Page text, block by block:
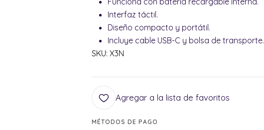
Interfaz táctil.
Diseño compacto y portátil.
Incluye cable USB-C y bolsa de transporte.
SKU: X3N
Agregar a la lista de favoritos
MÉTODOS DE PAGO